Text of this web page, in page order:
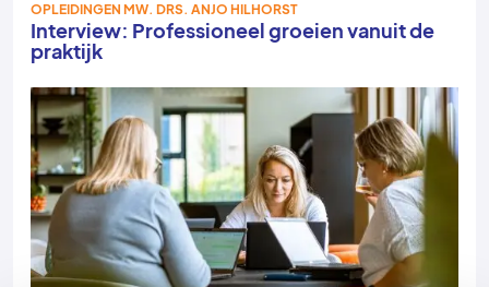
OPLEIDINGEN MW. DRS. ANJO HILHORST
Interview: Professioneel groeien vanuit de
praktijk